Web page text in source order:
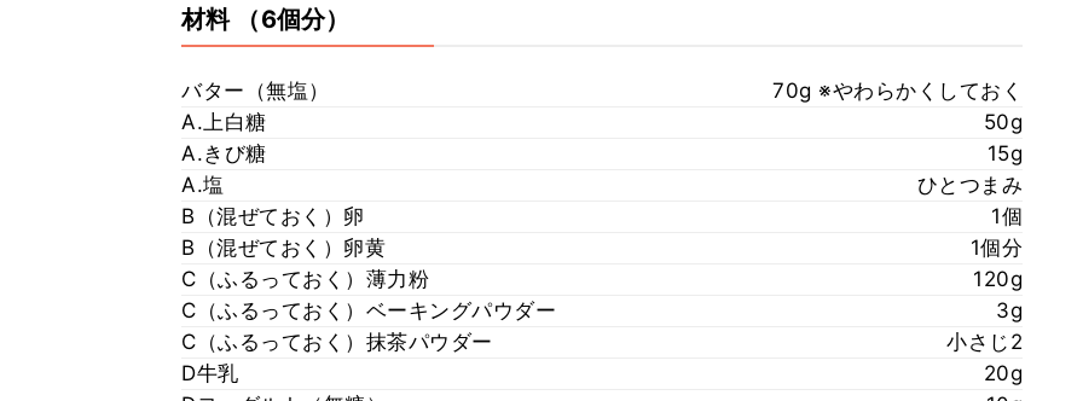
材料 （6個分）
バター（無塩）
70g ※やわらかくしておく
A.上白糖
50g
A.きび糖
15g
A.塩
ひとつまみ
B（混ぜておく）卵
1個
B（混ぜておく）卵黄
1個分
C（ふるっておく）薄力粉
120g
C（ふるっておく）ベーキングパウダー
3g
C（ふるっておく）抹茶パウダー
小さじ2
D牛乳
20g